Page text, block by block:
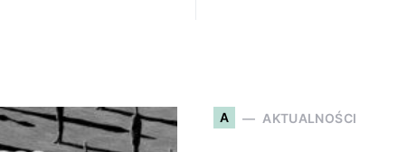
A AKTUALNOŚCI